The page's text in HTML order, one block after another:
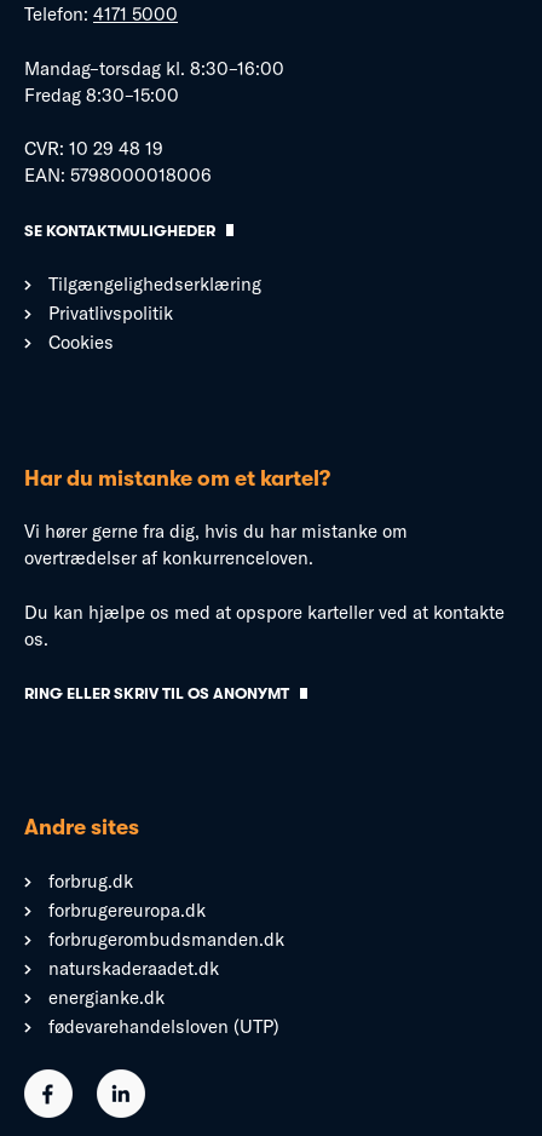
Telefon: 4171 5000
Mandag–torsdag kl. 8:30–16:00
Fredag 8:30–15:00
CVR: 10 29 48 19
EAN: 5798000018006
SE KONTAKTMULIGHEDER
Tilgængelighedserklæring
Privatlivspolitik
Cookies
Har du mistanke om et kartel?
Vi hører gerne fra dig, hvis du har mistanke om
overtrædelser af konkurrenceloven.
Du kan hjælpe os med at opspore karteller ved at kontakte
os.
RING ELLER SKRIV TIL OS ANONYMT
Andre sites
forbrug.dk
forbrugereuropa.dk
forbrugerombudsmanden.dk
naturskaderaadet.dk
energianke.dk
fødevarehandelsloven (UTP)